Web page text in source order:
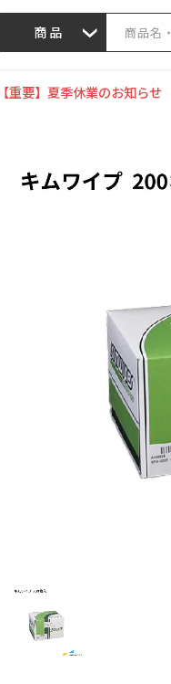
商品
【重要】夏季休業のお知らせ